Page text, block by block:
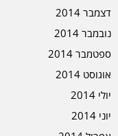
דצמבר 2014
נובמבר 2014
ספטמבר 2014
אוגוסט 2014
יולי 2014
יוני 2014